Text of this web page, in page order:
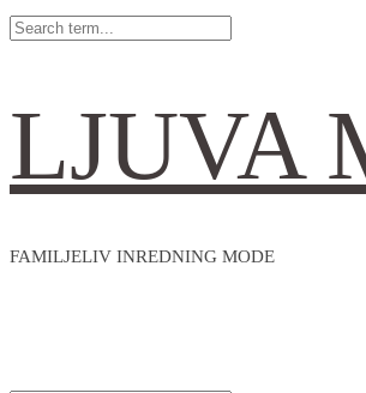
LJUVA
FAMILJELIV INREDNING MODE